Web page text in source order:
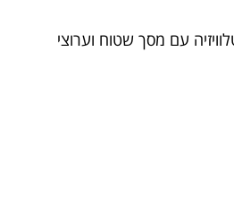
עם מסך שטוח וערוצי